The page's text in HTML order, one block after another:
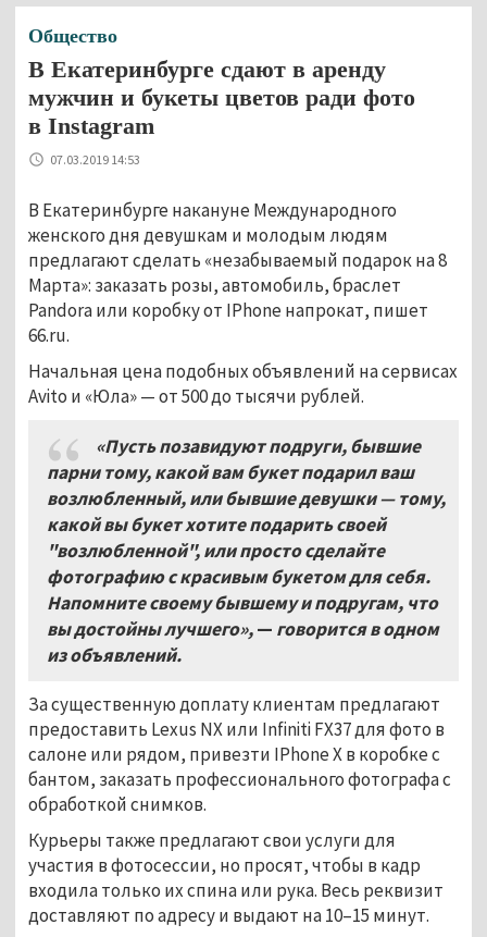
Общество
В Екатеринбурге сдают в аренду
мужчин и букеты цветов ради фото
в Instagram
07.03.2019 14:53
В Екатеринбурге накануне Международного
женского дня девушкам и молодым людям
предлагают сделать «незабываемый подарок на 8
Марта»: заказать розы, автомобиль, браслет
Pandora или коробку от IPhone напрокат, пишет
66.ru.
Начальная цена подобных объявлений на сервисах
Avito и «Юла» — от 500 до тысячи рублей.
«Пусть позавидуют подруги,бывшие
парни тому,какой вам букет подарил ваш
возлюбленный,или бывшие девушки — тому,
какой вы букет хотите подарить своей
"возлюбленной",или просто сделайте
фотографию с красивым букетом для себя.
Напомните своему бывшему и подругам, что
вы достойны лучшего»,— говорится в одном
из объявлений.
За существенную доплату клиентам предлагают
предоставить Lexus NX или Infiniti FX37 для фото в
салоне или рядом, привезти IPhone X в коробке с
бантом, заказать профессионального фотографа с
обработкой снимков.
Курьеры также предлагают свои услуги для
участия в фотосессии, но просят, чтобы в кадр
входила только их спина или рука. Весь реквизит
доставляют по адресу и выдают на 10–15 минут.